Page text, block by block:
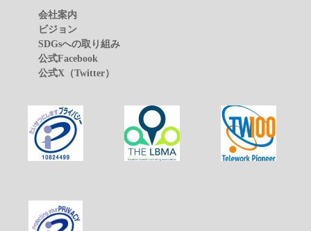
会社案内
ビジョン
SDGsへの取り組み
公式Facebook
公式X（Twitter）